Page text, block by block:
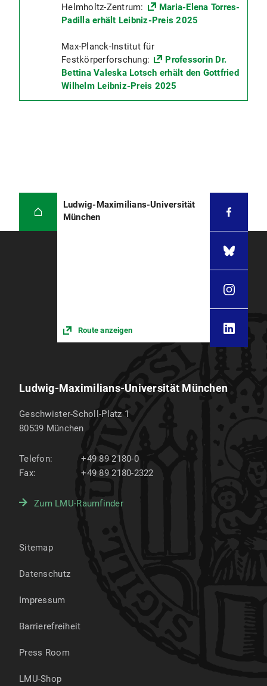
Helmholtz-Zentrum:
Maria-Elena Torres-
Padilla erhält Leibniz-Preis 2025
Max-Planck-Institut für
Festkörperforschung:
Professorin Dr.
Bettina Valeska Lotsch erhält den Gottfried
Wilhelm Leibniz-Preis 2025
Ludwig-Maximilians-Universität
München
Route anzeigen
Ludwig-Maximilians-Universität München
Geschwister-Scholl-Platz 1
80539 München
Telefon:
+49 89 2180-0
Fax:
+49 89 2180-2322
Zum LMU-Raumfinder
Sitemap
Datenschutz
Impressum
Barrierefreiheit
Press Room
LMU-Shop